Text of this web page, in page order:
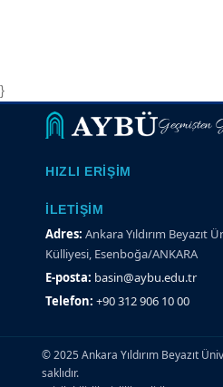
}
Geçmişten
HIZLI ERIŞIM
İLETIŞIM
Adres: Ankara Yıldırım Beyazıt
Külliyesi, Esenboğa/ANKARA
E-posta: basin@aybu.edu.tr
Telefon: +90 312 906 10 00
© 2025 Ankara Yıldırım Beyazıt
saklıdır.